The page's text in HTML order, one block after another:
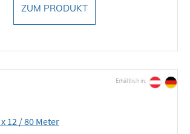
ZUM PRODUKT
Erhältlich in: